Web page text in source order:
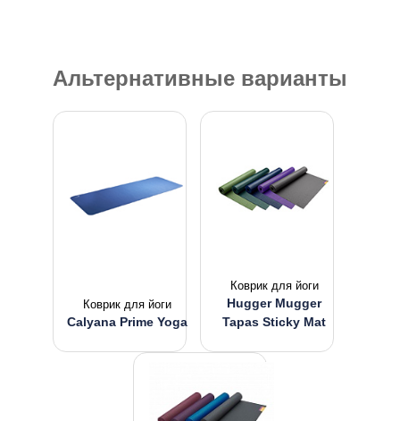
Альтернативные варианты
Коврик для йоги
Calyana Prime Yoga
Коврик для йоги
Hugger Mugger
Tapas Sticky Mat